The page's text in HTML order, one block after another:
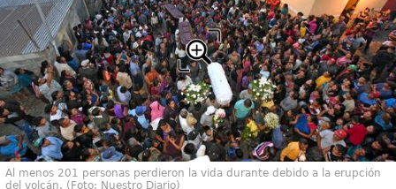
Al menos 201 personas perdieron la vida durante debido a la erupción
del volcán. (Foto: Nuestro Diario)